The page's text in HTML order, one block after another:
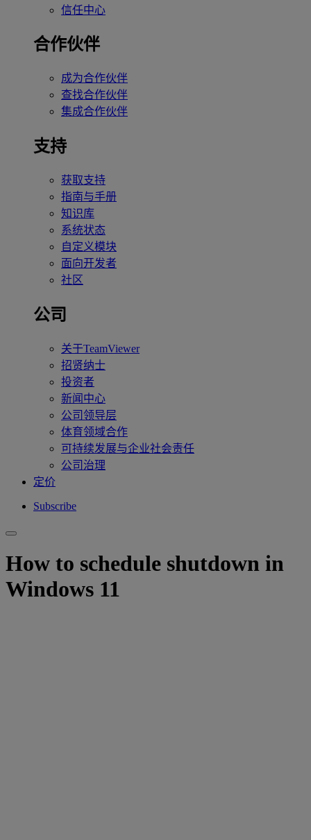
信任中心
合作伙伴
成为合作伙伴
查找合作伙伴
集成合作伙伴
支持
获取支持
指南与手册
知识库
系统状态
自定义模块
面向开发者
社区
公司
关于TeamViewer
招贤纳士
投资者
新闻中心
公司领导层
体育领域合作
可持续发展与企业社会责任
公司治理
定价
Subscribe
How to schedule shutdown in
Windows 11